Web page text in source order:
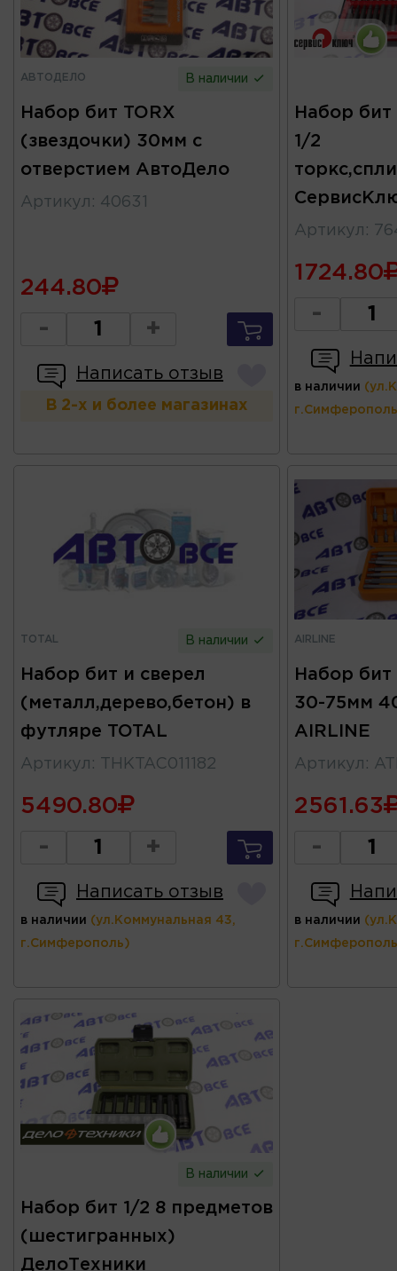
АВТОДЕЛО В наличии
Набор бит TORX
(звездочки) 30мм с
отверстием АвтоДело
Артикул : 40631
244.80
- +
Написать отзыв
В 2-х и более магазинах
Набор
1/2
Артикул :
1724.80
-
в наличии
TOTAL В наличии
Набор бит и сверел
(металл,дерево,бетон) в
футляре TOTAL
Артикул : THKTAC011182
5490.80
- +
Написать отзыв
в наличии (ул.Коммунальная 43,
г.Симферополь)
AIRLINE
Набор
30-75мм
AIRLINE
Артикул :
2561.63
-
в наличии
В наличии
Набор бит 1/2 8 предметов
(шестигранных)
ДелоТехники